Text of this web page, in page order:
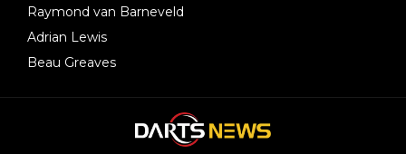
Raymond van Barneveld
Adrian Lewis
Beau Greaves